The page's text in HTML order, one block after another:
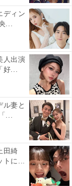
ディン
...
人出演
好...
ル妻と
...
田綺
トに...